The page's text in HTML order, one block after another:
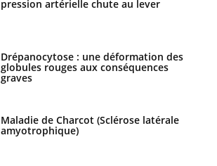
pression artérielle chute au lever
Drépanocytose : une déformation des
globules rouges aux conséquences
graves
Maladie de Charcot (Sclérose latérale
amyotrophique)